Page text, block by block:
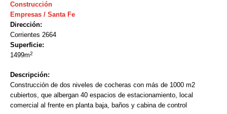
Construcción
Empresas / Santa Fe
Dirección:
Corrientes 2664
Superficie:
1499m2
Descripción:
Construcción de dos niveles de cocheras con más de 1000 m2
cubiertos, que albergan 40 espacios de estacionamiento, local
comercial al frente en planta baja, baños y cabina de control